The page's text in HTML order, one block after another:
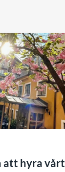
att hyra vårt